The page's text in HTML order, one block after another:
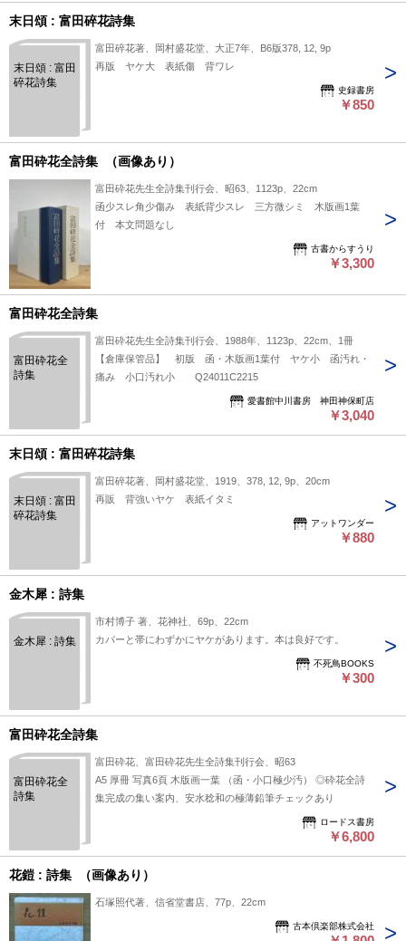
末日頌 : 富田碎花詩集
末日頌 : 富田
碎花詩集
富田碎花著、岡村盛花堂、大正7年、B6版378, 12, 9p
再版 ヤケ大 表紙傷 背ワレ
史録書房
￥850
富田砕花全詩集 （画像あり）
富田砕花先生全詩集刊行会、昭63、1123p、22cm
函少スレ角少傷み 表紙背少スレ 三方微シミ 木版画1葉
付 本文問題なし
古書からすうり
￥3,300
富田砕花全詩集
富田砕花全
詩集
富田砕花先生全詩集刊行会、1988年、1123p、22cm、1冊
【倉庫保管品】 初版 函・木版画1葉付 ヤケ小 函汚れ・
痛み 小口汚れ小 Q24011C2215
愛書館中川書房 神田神保町店
￥3,040
末日頌 : 富田碎花詩集
末日頌 : 富田
碎花詩集
富田碎花著、岡村盛花堂、1919、378, 12, 9p、20cm
再販 背強いヤケ 表紙イタミ
アットワンダー
￥880
金木犀 : 詩集
金木犀 : 詩集
市村博子 著、花神社、69p、22cm
カバーと帯にわずかにヤケがあります。本は良好です。
不死鳥BOOKS
￥300
富田砕花全詩集
富田砕花全
詩集
富田砕花、富田砕花先生全詩集刊行会、昭63
A5 厚冊 写真6頁 木版画一葉 （函・小口極少汚） ◎砕花全詩
集完成の集い案内、安水稔和の極薄鉛筆チェックあり
ロードス書房
￥6,800
花鎧 : 詩集 （画像あり）
石塚照代著、信省堂書店、77p、22cm
古本倶楽部株式会社